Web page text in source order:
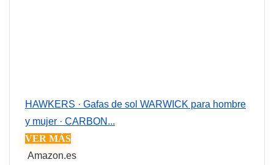
HAWKERS · Gafas de sol WARWICK para hombre
y mujer · CARBON...
VER MÁS
Amazon.es